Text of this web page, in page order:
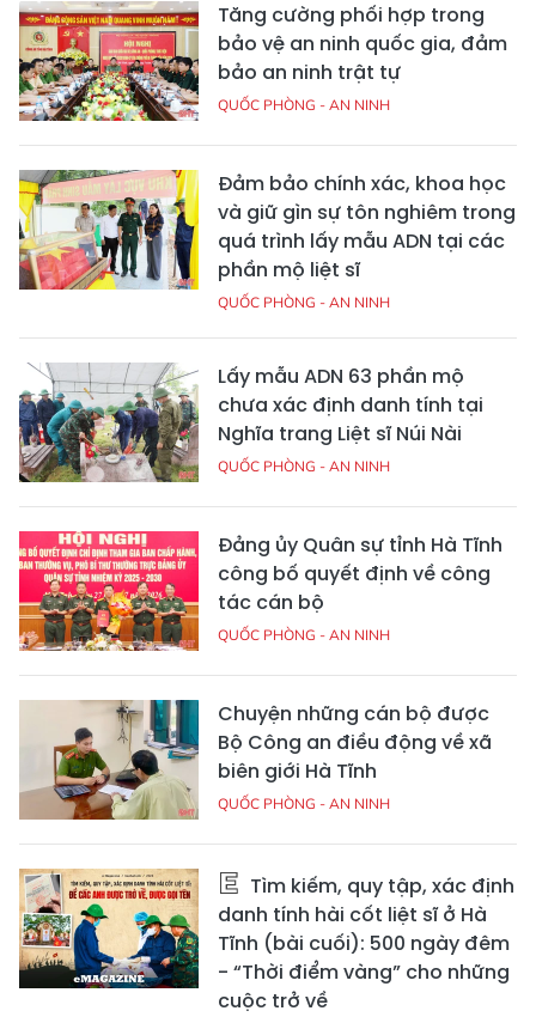
Tăng cường phối hợp trong
bảo vệ an ninh quốc gia, đảm
bảo an ninh trật tự
QUỐC PHÒNG - AN NINH
Đảm bảo chính xác, khoa học
và giữ gìn sự tôn nghiêm trong
quá trình lấy mẫu ADN tại các
phần mộ liệt sĩ
QUỐC PHÒNG - AN NINH
Lấy mẫu ADN 63 phần mộ
chưa xác định danh tính tại
Nghĩa trang Liệt sĩ Núi Nài
QUỐC PHÒNG - AN NINH
Đảng ủy Quân sự tỉnh Hà Tĩnh
công bố quyết định về công
tác cán bộ
QUỐC PHÒNG - AN NINH
Chuyện những cán bộ được
Bộ Công an điều động về xã
biên giới Hà Tĩnh
QUỐC PHÒNG - AN NINH
Tìm kiếm, quy tập, xác định
danh tính hài cốt liệt sĩ ở Hà
Tĩnh (bài cuối): 500 ngày đêm
- “Thời điểm vàng” cho những
cuộc trở về